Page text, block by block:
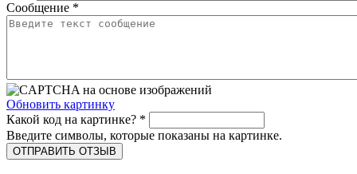
Сообщение *
Обновить картинку
Какой код на картинке? *
Введите символы, которые показаны на картинке.